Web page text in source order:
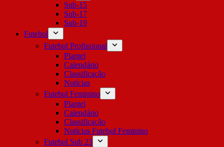
Sub-15
Sub-17
Sub-19
Futebol
Futebol Profissional
Plantel
Calendário
Classificação
Notícias
Futebol Feminino
Plantel
Calendário
Classificação
Notícias Futebol Feminino
Futebol Sub 23